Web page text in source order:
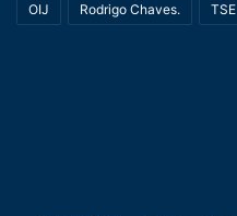
OIJ Rodrigo Chaves. TSE